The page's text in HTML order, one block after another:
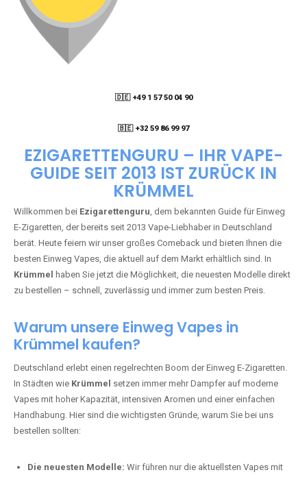
🇩🇪 +49 1 57 50 04 90
🇧🇪 +32 59 86 99 97
EZIGARETTENGURU – IHR VAPE-
GUIDE SEIT 2013 IST ZURÜCK IN
KRÜMMEL
Willkommen bei Ezigarettenguru, dem bekannten Guide für Einweg
E-Zigaretten, der bereits seit 2013 Vape-Liebhaber in Deutschland
berät. Heute feiern wir unser großes Comeback und bieten Ihnen die
besten Einweg Vapes, die aktuell auf dem Markt erhältlich sind. In
Krümmel haben Sie jetzt die Möglichkeit, die neuesten Modelle direkt
zu bestellen – schnell, zuverlässig und immer zum besten Preis.
Warum unsere Einweg Vapes in
Krümmel kaufen?
Deutschland erlebt einen regelrechten Boom der Einweg E-Zigaretten.
In Städten wie Krümmel setzen immer mehr Dampfer auf moderne
Vapes mit hoher Kapazität, intensiven Aromen und einer einfachen
Handhabung. Hier sind die wichtigsten Gründe, warum Sie bei uns
bestellen sollten:
Die neuesten Modelle: Wir führen nur die aktuellsten Vapes mit